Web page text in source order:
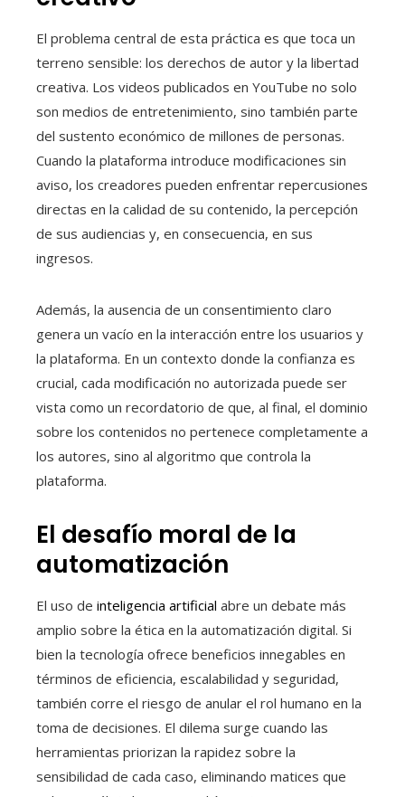
El problema central de esta práctica es que toca un
terreno sensible: los derechos de autor y la libertad
creativa. Los videos publicados en YouTube no solo
son medios de entretenimiento, sino también parte
del sustento económico de millones de personas.
Cuando la plataforma introduce modificaciones sin
aviso, los creadores pueden enfrentar repercusiones
directas en la calidad de su contenido, la percepción
de sus audiencias y, en consecuencia, en sus
ingresos.
Además, la ausencia de un consentimiento claro
genera un vacío en la interacción entre los usuarios y
la plataforma. En un contexto donde la confianza es
crucial, cada modificación no autorizada puede ser
vista como un recordatorio de que, al final, el dominio
sobre los contenidos no pertenece completamente a
los autores, sino al algoritmo que controla la
plataforma.
El desafío moral de la
automatización
El uso de inteligencia artificial abre un debate más
amplio sobre la ética en la automatización digital. Si
bien la tecnología ofrece beneficios innegables en
términos de eficiencia, escalabilidad y seguridad,
también corre el riesgo de anular el rol humano en la
toma de decisiones. El dilema surge cuando las
herramientas priorizan la rapidez sobre la
sensibilidad de cada caso, eliminando matices que